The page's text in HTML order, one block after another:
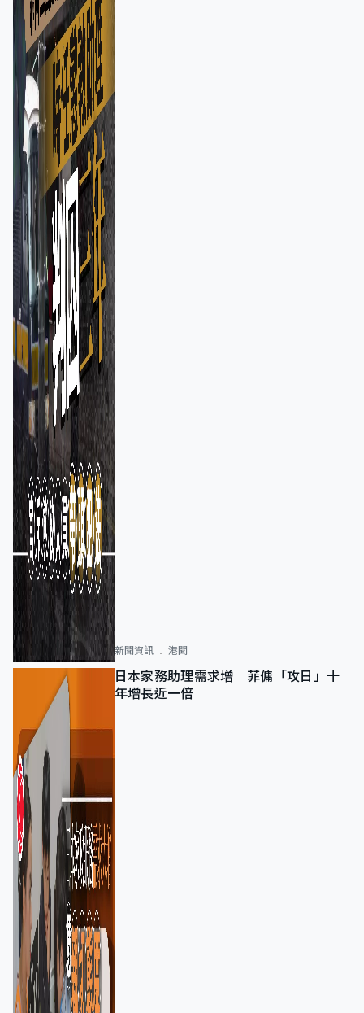
新聞資訊 港聞
日本家務助理需求增 菲傭「攻日」十
年增長近一倍